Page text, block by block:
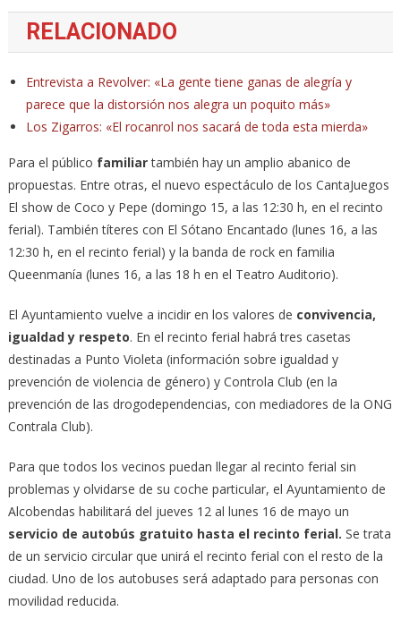
RELACIONADO
Entrevista a Revolver: «La gente tiene ganas de alegría y
parece que la distorsión nos alegra un poquito más»
Los Zigarros: «El rocanrol nos sacará de toda esta mierda»
Para el público familiartambién hay un amplio abanico de
propuestas. Entre otras, el nuevo espectáculo de los CantaJuegos
El show de Coco y Pepe (domingo 15, a las 12:30 h, en el recinto
ferial). También títeres con El Sótano Encantado (lunes 16, a las
12:30 h, en el recinto ferial) y la banda de rock en familia
Queenmanía (lunes 16, a las 18 h en el Teatro Auditorio).
El Ayuntamiento vuelve a incidir en los valores de convivencia,
igualdad y respeto. En el recinto ferial habrá tres casetas
destinadas a Punto Violeta (información sobre igualdad y
prevención de violencia de género) y Controla Club (en la
prevención de las drogodependencias, con mediadores de la ONG
Contrala Club).
Para que todos los vecinos puedan llegar al recinto ferial sin
problemas y olvidarse de su coche particular, el Ayuntamiento de
Alcobendas habilitará del jueves 12 al lunes 16 de mayo un
servicio de autobús gratuito hasta el recinto ferial. Se trata
de un servicio circular que unirá el recinto ferial con el resto de la
ciudad. Uno de los autobuses será adaptado para personas con
movilidad reducida.